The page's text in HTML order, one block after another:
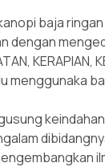
baja
dengan
KERAPIAN,
menggunaka